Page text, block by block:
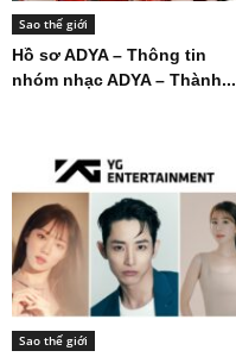
Sao thế giới
Hồ sơ ADYA – Thông tin
nhóm nhạc ADYA – Thành...
Sao thế giới